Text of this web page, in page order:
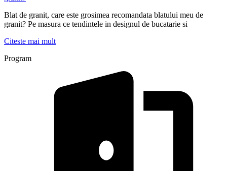
Blat de granit, care este grosimea recomandata blatului meu de
granit? Pe masura ce tendintele in designul de bucatarie si
Citeste mai mult
Program